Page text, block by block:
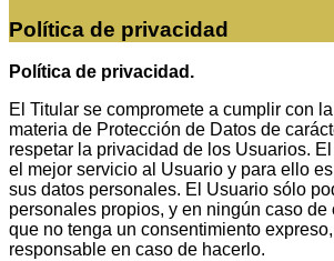
Política de privacidad
Política de privacidad.
El Titular se compromete a cumplir con
materia de Protección de Datos de
respetar la privacidad de los Usuarios.
el mejor servicio al Usuario y para ello
sus datos personales. El Usuario sólo
personales propios, y en ningún caso de
que no tenga un consentimiento
responsable en caso de hacerlo.